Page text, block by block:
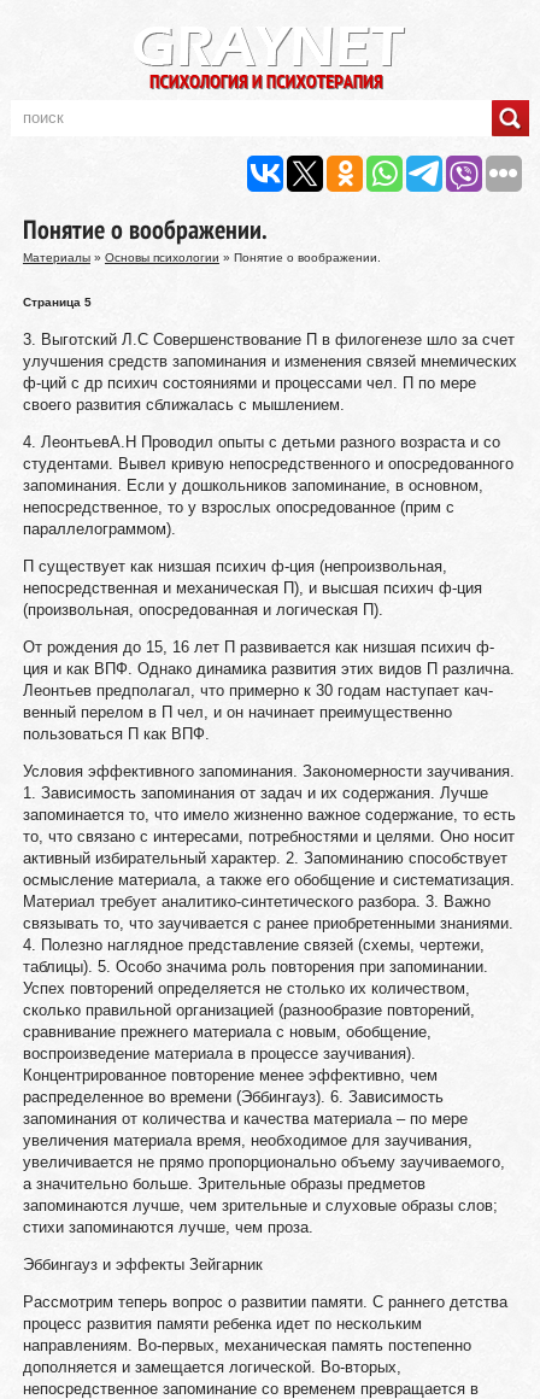
Понятие о воображении.
Материалы» Основы психологии » Понятие о воображении.
Страница 5
3. Выготский Л.С Совершенствование П в филогенезе шло за счет
улучшения средств запоминания и изменения связей мнемических
ф-ций с др психич состояниями и процессами чел. П по мере
своего развития сближалась с мышлением.
4. ЛеонтьевА.Н Проводил опыты с детьми разного возраста и со
студентами. Вывел кривую непосредственного и опосредованного
запоминания. Если у дошкольников запоминание, в основном,
непосредственное, то у взрослых опосредованное (прим с
параллелограммом).
П существует как низшая психич ф-ция (непроизвольная,
непосредственная и механическая П), и высшая психич ф-ция
(произвольная, опосредованная и логическая П).
От рождения до 15, 16 лет П развивается как низшая психич ф-
ция и как ВПФ. Однако динамика развития этих видов П различна.
Леонтьев предполагал, что примерно к 30 годам наступает кач-
венный перелом в П чел, и он начинает преимущественно
пользоваться П как ВПФ.
Условия эффективного запоминания. Закономерности заучивания.
1. Зависимость запоминания от задач и их содержания. Лучше
запоминается то, что имело жизненно важное содержание, то есть
то, что связано с интересами, потребностями и целями. Оно носит
активный избирательный характер. 2. Запоминанию способствует
осмысление материала, а также его обобщение и систематизация.
Материал требует аналитико-синтетического разбора. 3. Важно
связывать то, что заучивается с ранее приобретенными знаниями.
4. Полезно наглядное представление связей (схемы, чертежи,
таблицы). 5. Особо значима роль повторения при запоминании.
Успех повторений определяется не столько их количеством,
сколько правильной организацией (разнообразие повторений,
сравнивание прежнего материала с новым, обобщение,
воспроизведение материала в процессе заучивания).
Концентрированное повторение менее эффективно, чем
распределенное во времени (Эббингауз). 6. Зависимость
запоминания от количества и качества материала – по мере
увеличения материала время, необходимое для заучивания,
увеличивается не прямо пропорционально объему заучиваемого,
а значительно больше. Зрительные образы предметов
запоминаются лучше, чем зрительные и слуховые образы слов;
стихи запоминаются лучше, чем проза.
Эббингауз и эффекты Зейгарник
Рассмотрим теперь вопрос о развитии памяти. С раннего детства
процесс развития памяти ребенка идет по нескольким
направлениям. Во-первых, механическая память постепенно
дополняется и замещается логической. Во-вторых,
непосредственное запоминание со временем превращается в